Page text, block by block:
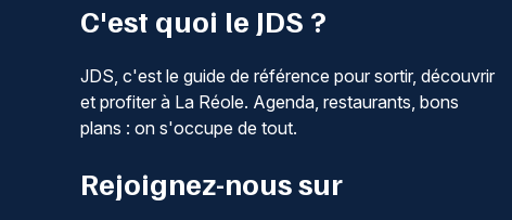
C'est quoi le JDS ?
JDS, c'est le guide de référence pour sortir, découvrir
et profiter à La Réole. Agenda, restaurants, bons
plans : on s'occupe de tout.
Rejoignez-nous sur